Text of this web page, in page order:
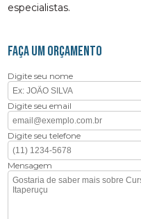
especialistas.
FAÇA UM ORÇAMENTO
Digite seu nome
Digite seu email
Digite seu telefone
Mensagem